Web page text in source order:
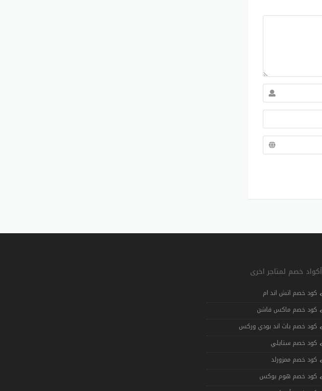
أكواد خصم لمتاجر اخرى
كود خصم اتش اند ام
كود خصم ماكس فاشن
كود خصم باث اند بودي وركس
كود خصم ستايلي
كود خصم ممزورلد
كود خصم هوم بوكس